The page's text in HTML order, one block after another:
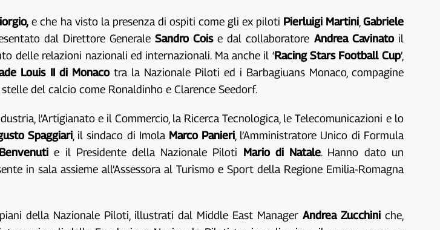
e che ha visto la presenza di ospiti come gli ex piloti Pierluigi Martini, Gabriele
dal Direttore Generale Sandro Coise dal collaboratore Andrea Cavinatoil
delle relazioni nazionali ed internazionali. Ma anche il ‘Racing Stars Football Cup’,
Louis II di Monacotra la Nazionale Piloti ed i Barbagiuans Monaco, compagine
del calcio come Ronaldinho e Clarence Seedorf.
l’Artigianato e il Commercio, la Ricerca Tecnologica, le Telecomunicazioni e lo
Spaggiari , il sindaco di Imola Marco Panieri , l’Amministratore Unico di Formula
e il Presidente della Nazionale Piloti Mario di Natale. Hanno dato un
in sala assieme all’Assessora al Turismo e Sport della Regione Emilia-Romagna
della Nazionale Piloti, illustrati dal Middle East Manager Andrea Zucchiniche,